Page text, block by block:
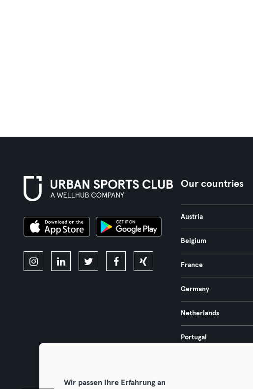
Our countries
Austria
Belgium
France
Germany
Netherlands
Portugal
Wir passen Ihre Erfahrung an